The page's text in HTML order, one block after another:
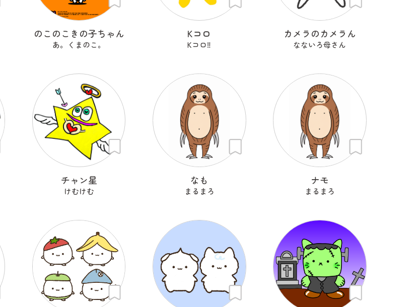
のこのこきの子ちゃん
あ。くまのこ。
Kコロ
Kコロ‼︎
カメラのカメラん
なないろ母さん
チャン星
けむけむ
なも
まるまろ
ナモ
まるまろ